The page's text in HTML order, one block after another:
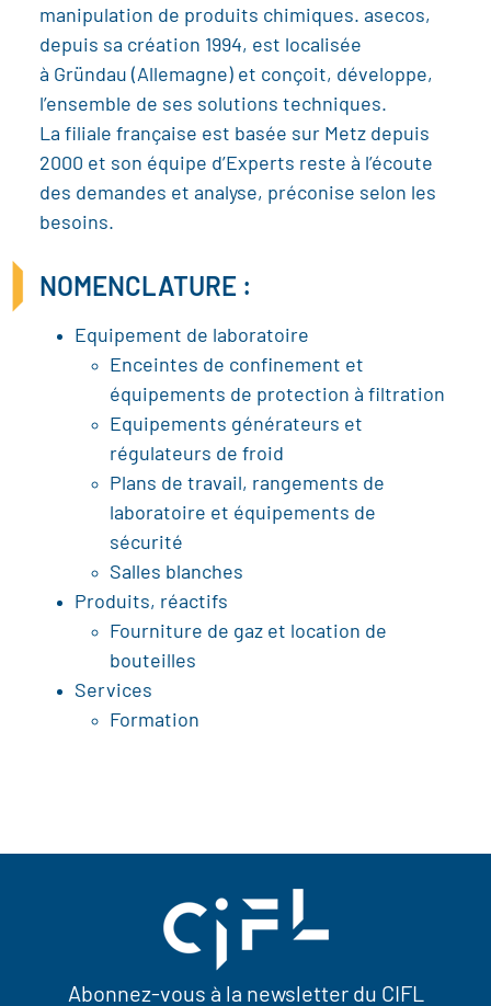
manipulation de produits chimiques. asecos,
depuis sa création 1994, est localisée
à Gründau (Allemagne) et conçoit, développe,
l’ensemble de ses solutions techniques.
La filiale française est basée sur Metz depuis
2000 et son équipe d’Experts reste à l’écoute
des demandes et analyse, préconise selon les
besoins.
NOMENCLATURE :
Equipement de laboratoire
Enceintes de confinement et
équipements de protection à filtration
Equipements générateurs et
régulateurs de froid
Plans de travail, rangements de
laboratoire et équipements de
sécurité
Salles blanches
Produits, réactifs
Fourniture de gaz et location de
bouteilles
Services
Formation
Abonnez-vous à la newsletter du CIFL